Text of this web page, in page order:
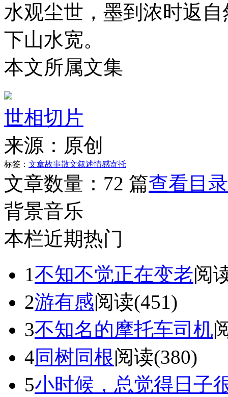
水观尘世，墨到浓时返
下山水宽。
本文所属文集
世相切片
来源： 原创
标签： 文章故事散文叙述情感寄托
文章数量： 72 篇查看目录
背景音乐
本栏近期热门
1不知不觉正在变老阅
2游有感阅读(451)
3不知名的摩托车司机
4同树同根阅读(380)
5小时候，总觉得日子